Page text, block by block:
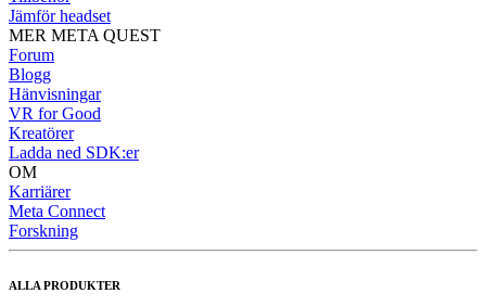
Jämför headset
MER META QUEST
Forum
Blogg
Hänvisningar
VR for Good
Kreatörer
Ladda ned SDK:er
OM
Karriärer
Meta Connect
Forskning
ALLA PRODUKTER